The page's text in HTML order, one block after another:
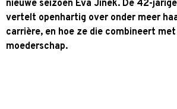
nieuwe seizoen Eva Jinek. De 42-
vertelt openhartig over onder meer
carrière, en hoe ze die combineert
moederschap.